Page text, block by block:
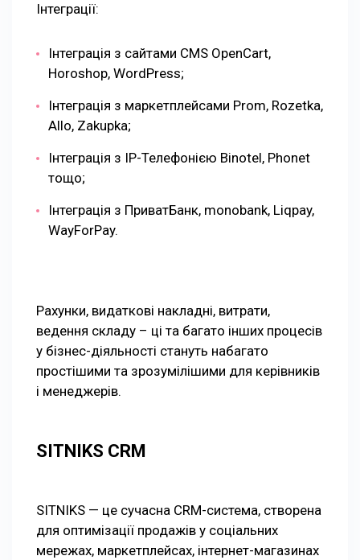
Інтеграції:
Інтеграція з сайтами CMS OpenCart,
Horoshop, WordPress;
Інтеграція з маркетплейсами Prom, Rozetka,
Allo, Zakupka;
Інтеграція з IP-Телефонією Binotel, Phonet
тощо;
Інтеграція з ПриватБанк, monobank, Liqpay,
WayForPay.
Рахунки, видаткові накладні, витрати,
ведення складу – ці та багато інших процесів
у бізнес-діяльності стануть набагато
простішими та зрозумілішими для керівників
і менеджерів.
SITNIKS CRM
SITNIKS — це сучасна CRM-система, створена
для оптимізації продажів у соціальних
мережах, маркетплейсах, інтернет-магазинах